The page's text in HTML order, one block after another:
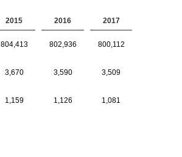
2015 2016 2017
804,413 802,936 800,112
3,670 3,590 3,509
1,159 1,126 1,081